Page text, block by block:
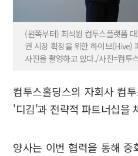
(왼쪽부터) 최석원 컴투스플랫폼
권 시장 확장을 위한 하이브(Hive)
사진을 촬영하고 있다./사진=컴투
컴투스홀딩스의 자회사 컴
'디김'과 전략적 파트너십을
양사는 이번 협력을 통해